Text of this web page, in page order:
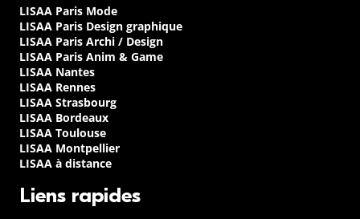
LISAA Paris Mode
LISAA Paris Design graphique
LISAA Paris Archi / Design
LISAA Paris Anim & Game
LISAA Nantes
LISAA Rennes
LISAA Strasbourg
LISAA Bordeaux
LISAA Toulouse
LISAA Montpellier
LISAA à distance
Liens rapides